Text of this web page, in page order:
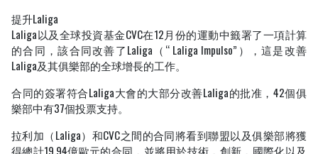
提升Laliga
Laliga以及全球投資基金CVC在12月份的運動中籤署了一項計算
的合同，該合同改善了Laliga（“ Laliga Impulso”），這是改善
Laliga及其俱樂部的全球增長的工作。
合同的簽署符合Laliga大會的大部分改善Laliga的批准，42個俱
樂部中有37個投票支持。
拉利加（Laliga）和CVC之間的合同將看到聯盟以及俱樂部將獲
得總計19.94億歐元的合同，並將用於技術，創新，國際化以及